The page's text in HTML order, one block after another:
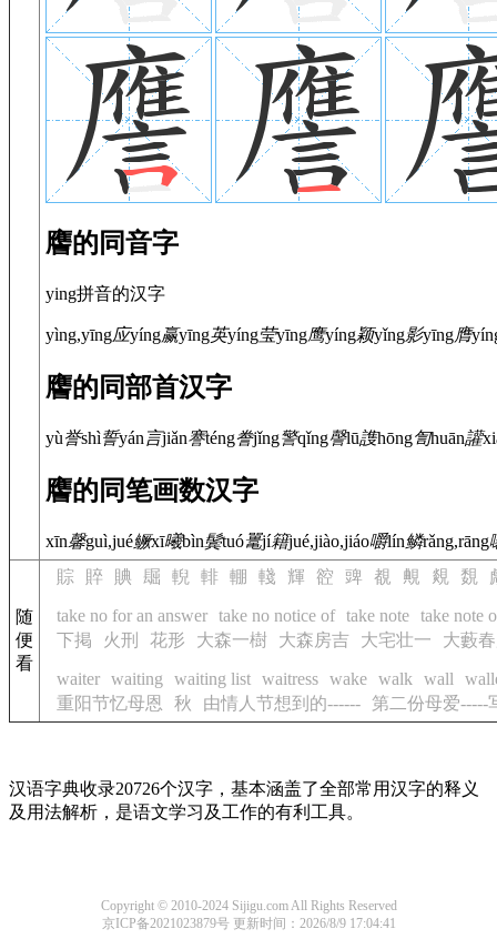
譍的同音字
ying拼音的汉字
yìng,yīng应yíng赢yīng英yíng莹yīng鹰yíng颖yǐng影yīng膺
譍的同部首汉字
yù誉shì誓yán 言jiǎn謇téng誊jǐng警qǐng謦lū謢hōng訇huān讙
譍的同笔画数汉字
xīn馨guì,jué鳜xī曦bìn鬓tuó鼍jí籍jué,jiào,jiáo嚼lín鳞rǎng,rāng
随
便
看
賩 賥 賟 镼 輗 輫 輣 輚 輝 谾 豍 覩 覥 覢 覣
take no for an answer take no notice of take note take note
下掲
火刑 花形 大森一樹 大森房吉 大宅壮一 大藪
waiter waiting waiting list waitress wake walk wall
重阳节忆母恩
秋 由情人节想到的------ 第二份母爱-----
汉语字典收录20726个汉字，基本涵盖了全部常用汉字的释义
及用法解析，是语文学习及工作的有利工具。
Copyright © 2010-2024 Sijigu.com All Rights Reserved
京ICP备2021023879号 更新时间：2026/8/9 17:04:41